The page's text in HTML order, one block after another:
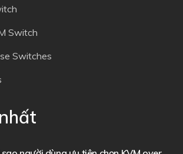
Switch
Switches